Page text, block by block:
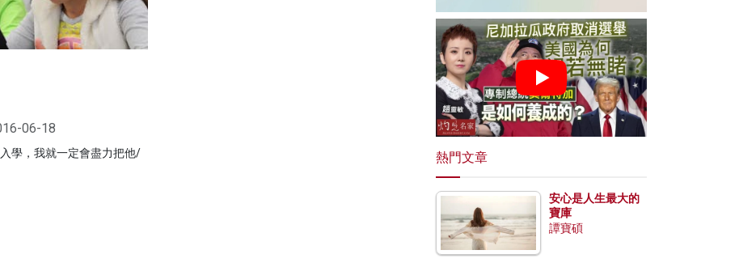
06-18
入學，我就一定會盡力把他/
熱門文章
安心是人生最大的
寶庫
譚寶碩